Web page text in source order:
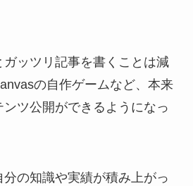
ガッツリ記事を書くことは減
の自作ゲームなど、本来
ツ公開ができるようになっ
の知識や実績が積み上がっ